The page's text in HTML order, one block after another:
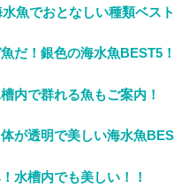
水魚でおとなしい種類ベスト
だ！銀色の海水魚BEST5！
内で群れる魚もご案内！
が透明で美しい海水魚
水槽内でも美しい！！